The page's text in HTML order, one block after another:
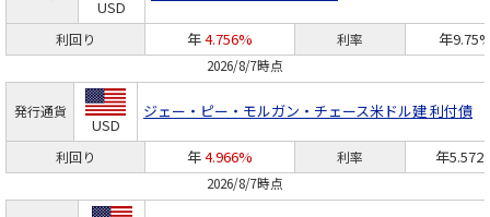
USD
利回り 年4.756% 利率 年
2026/8/7時点
発行通貨
USD
ジェー・ピー・モルガン・チェース米ドル建 利付債
利回り 年4.966% 利率 年
2026/8/7時点